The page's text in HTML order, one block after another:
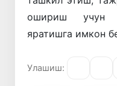
ошириш учун
яратишга имкон
Улашиш: